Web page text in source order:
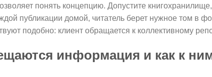
понять концепцию. Допустите
публикации домой, читатель берет нужное том в
подобно: клиент обращается к коллективному
информация и как к